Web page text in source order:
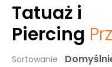
Tatuaż i
Piercing
Sortowanie